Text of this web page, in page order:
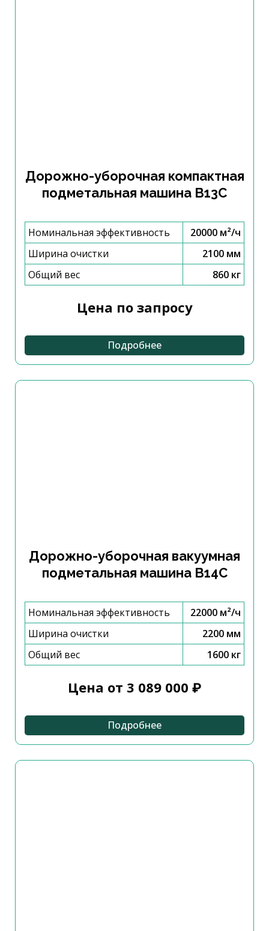
Дорожно-уборочная компактная
подметальная машина B13C
Номинальная эффективность
20000 м²/ч
Ширина очистки
2100 мм
Общий вес
860 кг
Цена по запросу
Подробнее
Дорожно-уборочная вакуумная
подметальная машина B14C
Номинальная эффективность
22000 м²/ч
Ширина очистки
2200 мм
Общий вес
1600 кг
Цена от 3 089 000 ₽
Подробнее